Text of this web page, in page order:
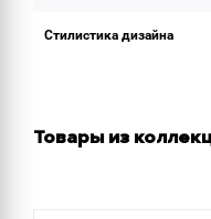
Стилистика дизайна
Товары из